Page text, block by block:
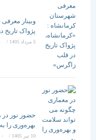
وبینار معرفی
پژواک تاریخ در قلب
5 مرداد 1405 / ۰ دیدگاه
حضور نور در
بهره‌وری را به
/ ۰ دیدگاه